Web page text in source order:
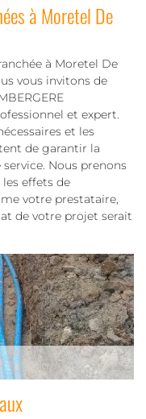
à Moretel De
à Moretel De
vous invitons de
et expert.
et les
de garantir la
Nous prenons
effets de
votre prestataire,
de votre projet serait